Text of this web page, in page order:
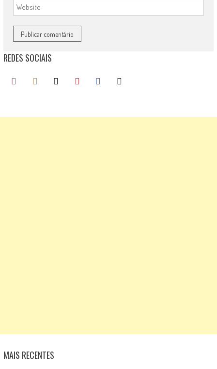
REDES SOCIAIS
MAIS RECENTES